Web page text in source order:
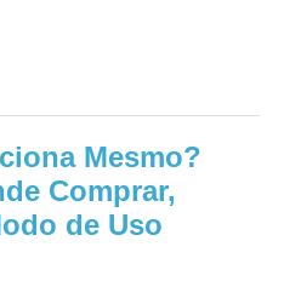
Mesmo?
Comprar,
de Uso